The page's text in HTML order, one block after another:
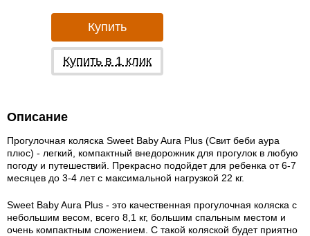
Купить
Купить в 1 клик
Описание
Прогулочная коляска Sweet Baby Aura Plus (Свит беби аура
плюс) - легкий, компактный внедорожник для прогулок в любую
погоду и путешествий. Прекрасно подойдет для ребенка от 6-7
месяцев до 3-4 лет с максимальной нагрузкой 22 кг.
Sweet Baby Aura Plus - это качественная прогулочная коляска с
небольшим весом, всего 8,1 кг, большим спальным местом и
очень компактным сложением. С такой коляской будет приятно